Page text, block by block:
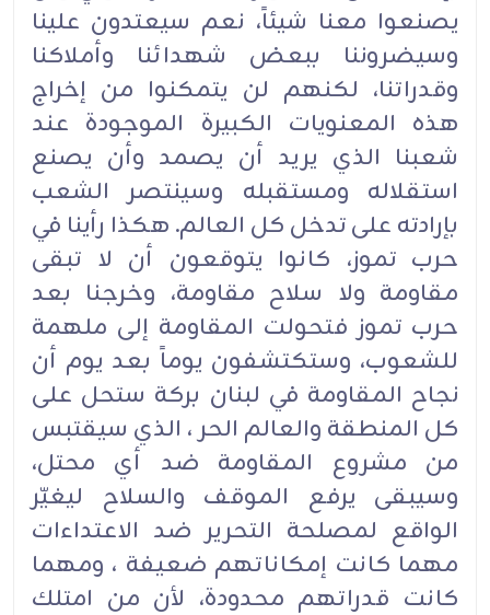
يصنعوا معنا شيئاً، نعم سيعتدون علينا
وسيضروننا ببعض شهدائنا وأملاكنا
وقدراتنا، لكنهم لن يتمكنوا من إخراج
هذه المعنويات الكبيرة الموجودة عند
شعبنا الذي يريد أن يصمد وأن يصنع
استقلاله ومستقبله وسينتصر الشعب
بإرادته على تدخل كل العالم. هكذا رأينا في
حرب تموز، كانوا يتوقعون أن لا تبقى
مقاومة ولا سلاح مقاومة، وخرجنا بعد
حرب تموز فتحولت المقاومة إلى ملهمة
للشعوب، وستكتشفون يوماً بعد يوم أن
نجاح المقاومة في لبنان بركة ستحل على
كل المنطقة والعالم الحر ، الذي سيقتبس
من مشروع المقاومة ضد أي محتل،
وسيبقى يرفع الموقف والسلاح ليغيّر
الواقع لمصلحة التحرير ضد الاعتداءات
مهما كانت إمكاناتهم ضعيفة ، ومهما
كانت قدراتهم محدودة، لأن من امتلك